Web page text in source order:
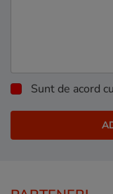
Sunt de acord cu